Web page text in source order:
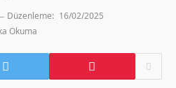
Düzenleme: 16/02/2025
Okuma